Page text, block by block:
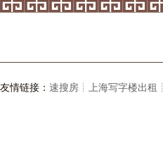
友情链接： 速搜房┊ 上海写字楼出租┊